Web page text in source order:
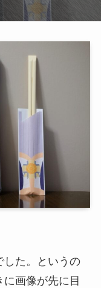
した。というの
画像が先に目